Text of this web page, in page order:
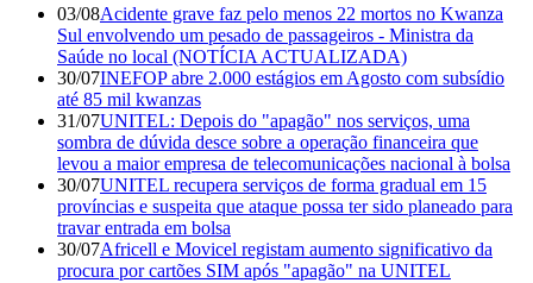
03/08Acidente grave faz pelo menos 22 mortos no Kwanza
Sul envolvendo um pesado de passageiros - Ministra da
Saúde no local (NOTÍCIA ACTUALIZADA)
30/07INEFOP abre 2.000 estágios em Agosto com subsídio
até 85 mil kwanzas
31/07UNITEL: Depois do "apagão" nos serviços, uma
sombra de dúvida desce sobre a operação financeira que
levou a maior empresa de telecomunicações nacional à bolsa
30/07UNITEL recupera serviços de forma gradual em 15
províncias e suspeita que ataque possa ter sido planeado para
travar entrada em bolsa
30/07Africell e Movicel registam aumento significativo da
procura por cartões SIM após "apagão" na UNITEL